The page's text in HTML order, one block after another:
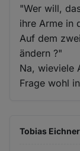
"Wer will,
ihre Arme in
Auf dem
ändern ?"
Na, wieviele
Frage wohl
Tobias